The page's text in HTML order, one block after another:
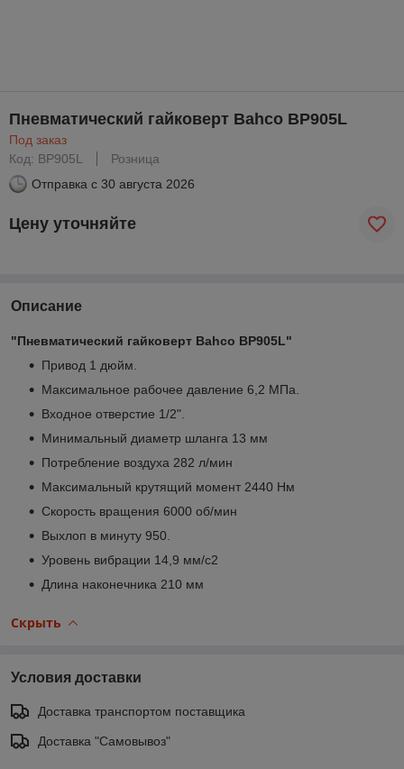
Пневматический гайковерт Bahco BP905L
Под заказ
Код: BP905L
Розница
Отправка с 30 августа 2026
Цену уточняйте
Описание
"Пневматический гайковерт Bahco BP905L"
Привод 1 дюйм.
Максимальное рабочее давление 6,2 МПа.
Входное отверстие 1/2".
Минимальный диаметр шланга 13 мм
Потребление воздуха 282 л/мин
Максимальный крутящий момент 2440 Нм
Скорость вращения 6000 об/мин
Выхлоп в минуту 950.
Уровень вибрации 14,9 мм/с2
Длина наконечника 210 мм
Скрыть
Условия доставки
Доставка транспортом поставщика
Доставка "Самовывоз"